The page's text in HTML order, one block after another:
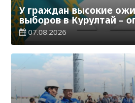
У граждан высокие
выборов в Курултай –
общественного мнения
07.08.2026